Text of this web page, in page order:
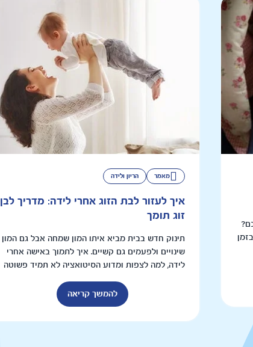
מאמר הריון ולידה
איך לעזור לבת הזוג אחרי לידה: מדריך לבן
זוג תומך
תינוק חדש בבית מביא איתו המון שמחה אבל גם המון
שינויים ולפעמים גם קשיים. איך לתמוך באישה אחרי
לידה, למה לצפות ומדוע הסיטואציה לא תמיד פשוטה
להמשך קריאה